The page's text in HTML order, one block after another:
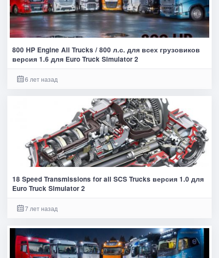
800 HP Engine All Trucks / 800 л.с. для всех грузовиков
версия 1.6 для Euro Truck Simulator 2
6 лет назад
18 Speed Transmissions for all SCS Trucks версия 1.0 для
Euro Truck Simulator 2
7 лет назад